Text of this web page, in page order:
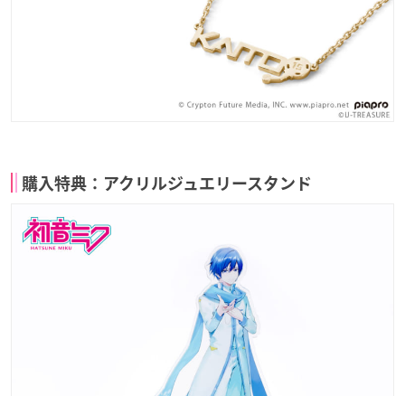
購入特典：アクリルジュエリースタンド